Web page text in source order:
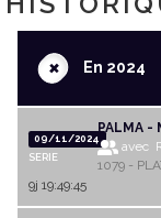
+En 2024
09/11/2024
SERIE
PALMA -
avec
1079 -
9j 19:49:45